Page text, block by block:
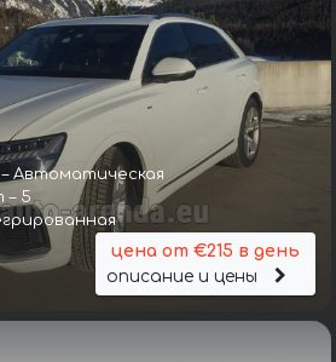
Автоматическая
– 5
цена от €215 в день
описание и цены